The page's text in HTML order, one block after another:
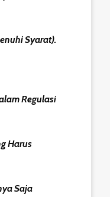
Syarat).
Regulasi
Harus
Saja